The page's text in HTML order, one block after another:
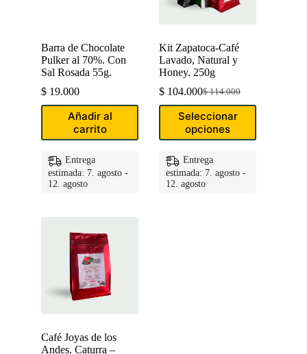
Barra de Chocolate
Pulker al 70%. Con
Sal Rosada 55g.
$ 19.000
Añadir al
carrito
Entrega
estimada: 7. agosto -
12. agosto
Kit Zapatoca-Café
Lavado, Natural y
Honey. 250g
$114.000
Original
price
was:
$ 114.000.
$ 104.000Current
price
is:
$ 104.000.
Seleccionar
opciones
Este
producto
variantes.
Las
opciones
Entrega
estimada: 7. agosto -
12. agosto
Café Joyas de los
Andes. Caturra –